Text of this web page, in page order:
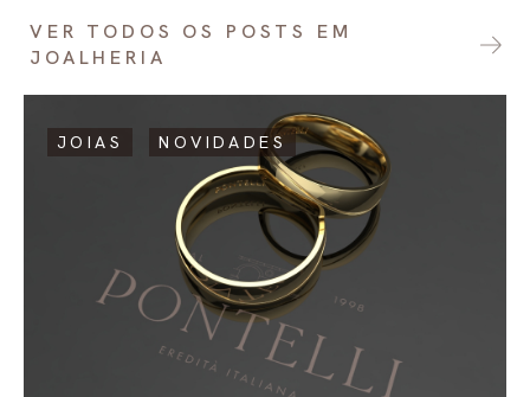
VER TODOS OS POSTS EM
JOALHERIA
JOIAS NOVIDADES